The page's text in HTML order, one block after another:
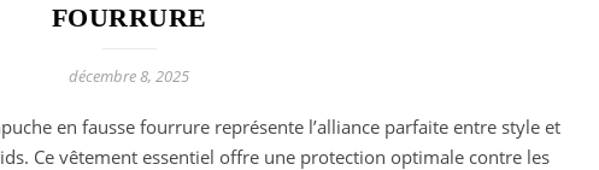
FOURRURE
décembre 8, 2025
en fausse fourrure représente l’alliance parfaite entre style et
Ce vêtement essentiel offre une protection optimale contre les